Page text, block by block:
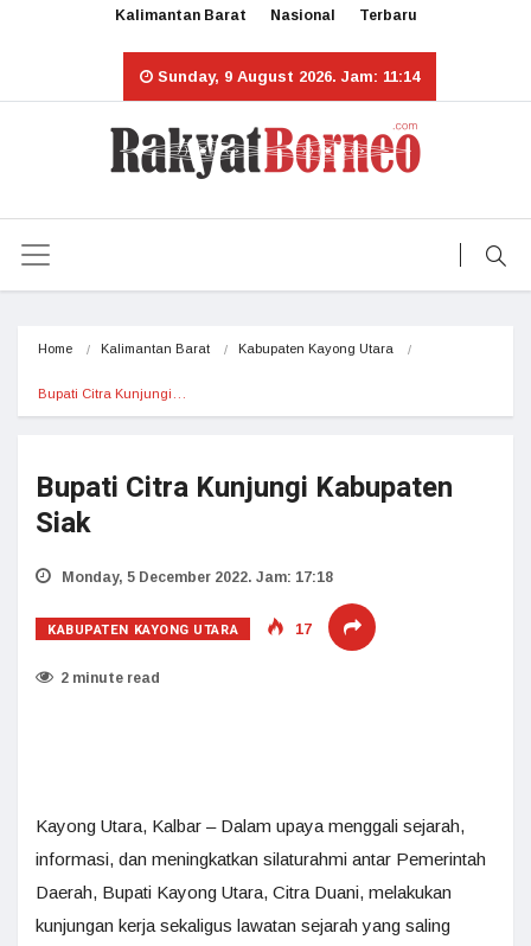
Kalimantan Barat Nasional Terbaru
Sunday, 9 August 2026. Jam: 11:14
Home Kalimantan Barat Kabupaten Kayong Utara
Bupati Citra Kunjungi…
Bupati Citra Kunjungi Kabupaten
Siak
Monday, 5 December 2022. Jam: 17:18
KABUPATEN KAYONG UTARA 17
2 minute read
Kayong Utara, Kalbar – Dalam upaya menggali sejarah,
informasi, dan meningkatkan silaturahmi antar Pemerintah
Daerah, Bupati Kayong Utara, Citra Duani, melakukan
kunjungan kerja sekaligus lawatan sejarah yang saling